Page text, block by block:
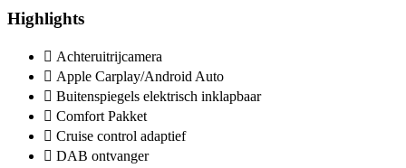
Highlights
Achteruitrijcamera
Apple Carplay/Android Auto
Buitenspiegels elektrisch inklapbaar
Comfort Pakket
Cruise control adaptief
DAB ontvanger